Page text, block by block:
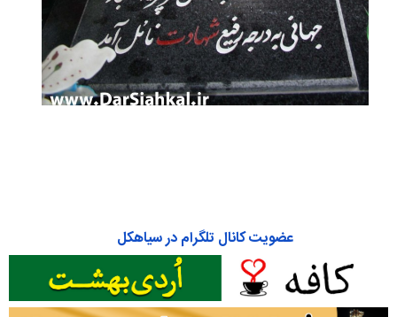
عضویت کانال تلگرام در سیاهکل